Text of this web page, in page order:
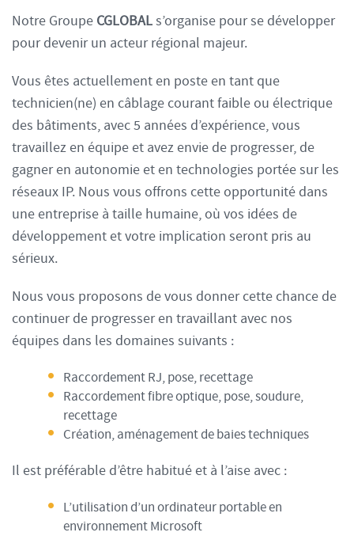
Notre Groupe CGLOBALs’organise pour se développer
pour devenir un acteur régional majeur.
Vous êtes actuellement en poste en tant que
technicien(ne) en câblage courant faible ou électrique
des bâtiments, avec 5 années d’expérience, vous
travaillez en équipe et avez envie de progresser, de
gagner en autonomie et en technologies portée sur les
réseaux IP. Nous vous offrons cette opportunité dans
une entreprise à taille humaine, où vos idées de
développement et votre implication seront pris au
sérieux.
Nous vous proposons de vous donner cette chance de
continuer de progresser en travaillant avec nos
équipes dans les domaines suivants :
Raccordement RJ, pose, recettage
Raccordement fibre optique, pose, soudure,
recettage
Création, aménagement de baies techniques
Il est préférable d’être habitué et à l’aise avec :
L’utilisation d’un ordinateur portable en
environnement Microsoft